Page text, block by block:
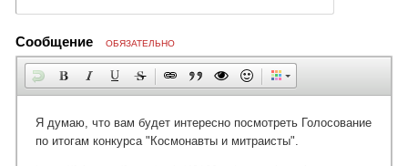
Сообщение ОБЯЗАТЕЛЬНО